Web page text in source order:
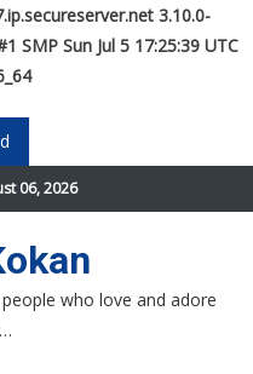
3.10.0-
SMP Sun Jul 5 17:25:39 UTC
06, 2026
who love and adore